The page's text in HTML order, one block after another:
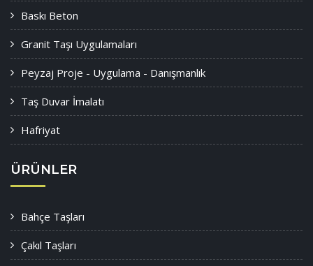
Baskı Beton
Granit Taşı Uygulamaları
Peyzaj Proje - Uygulama - Danışmanlık
Taş Duvar İmalatı
Hafriyat
ÜRÜNLER
Bahçe Taşları
Çakıl Taşları